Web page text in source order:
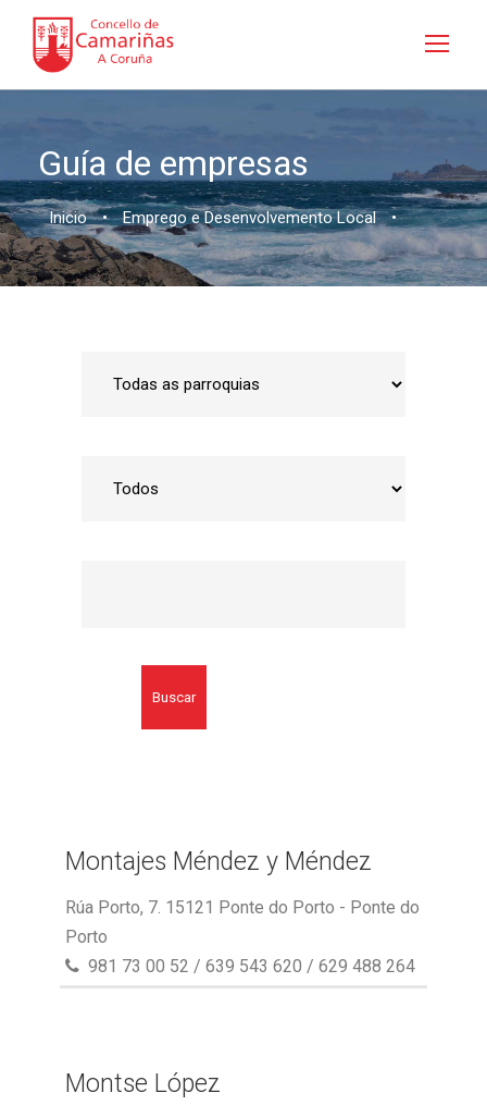
Guía de empresas
Inicio • Emprego e Desenvolvemento Local •
Buscar
Montajes Méndez y Méndez
Rúa Porto, 7. 15121 Ponte do Porto - Ponte do
Porto
981 73 00 52 / 639 543 620 / 629 488 264
Montse López